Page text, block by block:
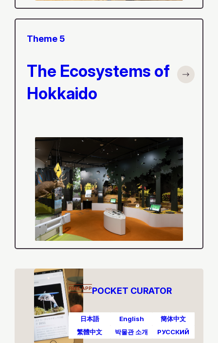
Theme 5
The Ecosystems of
Hokkaido
FREE APPPOCKET CURATOR
日本語 English
簡体中文
繁體中文
박물관 소개 РУССКИЙ